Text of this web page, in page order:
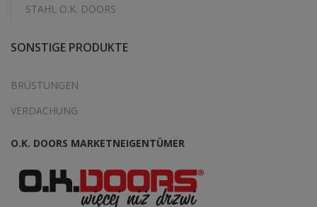
STAHL O.K. DOORS
SONSTIGE PRODUKTE
BRÜSTUNGEN
VERDACHUNG
O.K. DOORS MARKETNEIGENTÜMER